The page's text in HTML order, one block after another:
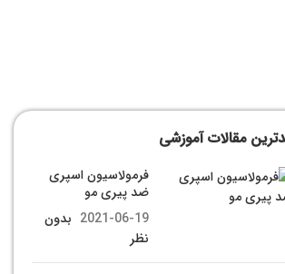
مقالات آموزشی
فرمولاسیون اسپری
ضد پیری مو
2021-06-19 بدون
نظر